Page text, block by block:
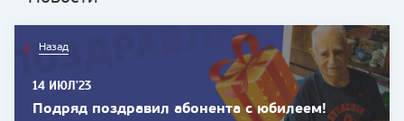
Назад
14 ИЮЛ'23
Подряд поздравил абонента с юбилеем!